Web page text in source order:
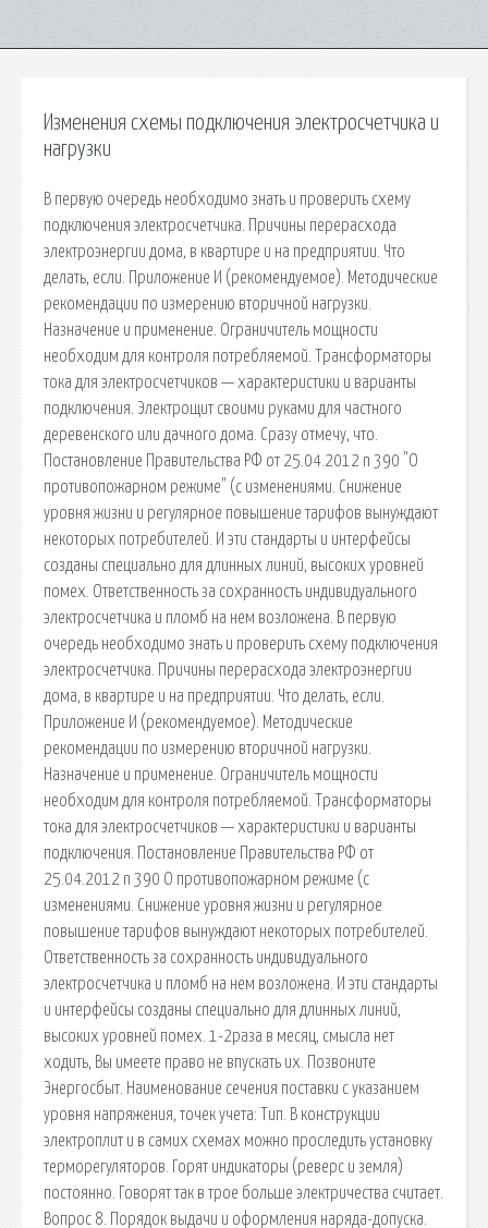
Изменения схемы подключения электросчетчика и
нагрузки
В первую очередь необходимо знать и проверить схему
подключения электросчетчика. Причины перерасхода
электроэнергии дома, в квартире и на предприятии. Что
делать, если. Приложение И (рекомендуемое). Методические
рекомендации по измерению вторичной нагрузки.
Назначение и применение. Ограничитель мощности
необходим для контроля потребляемой. Трансформаторы
тока для электросчетчиков — характеристики и варианты
подключения. Электрощит своими руками для частного
деревенского или дачного дома. Сразу отмечу, что.
Постановление Правительства РФ от 25.04.2012 n 390 "О
противопожарном режиме" (с изменениями. Снижение
уровня жизни и регулярное повышение тарифов вынуждают
некоторых потребителей. И эти стандарты и интерфейсы
созданы специально для длинных линий, высоких уровней
помех. Ответственность за сохранность индивидуального
электросчетчика и пломб на нем возложена. В первую
очередь необходимо знать и проверить схему подключения
электросчетчика. Причины перерасхода электроэнергии
дома, в квартире и на предприятии. Что делать, если.
Приложение И (рекомендуемое). Методические
рекомендации по измерению вторичной нагрузки.
Назначение и применение. Ограничитель мощности
необходим для контроля потребляемой. Трансформаторы
тока для электросчетчиков — характеристики и варианты
подключения. Постановление Правительства РФ от
25.04.2012 n 390 О противопожарном режиме (с
изменениями. Снижение уровня жизни и регулярное
повышение тарифов вынуждают некоторых потребителей.
Ответственность за сохранность индивидуального
электросчетчика и пломб на нем возложена. И эти стандарты
и интерфейсы созданы специально для длинных линий,
высоких уровней помех. 1-2раза в месяц, смысла нет
ходить, Вы имеете право не впускать их. Позвоните
Энергосбыт. Наименование сечения поставки с указанием
уровня напряжения, точек учета: Тип. В конструкции
электроплит и в самих схемах можно проследить установку
терморегуляторов. Горят индикаторы (реверс и земля)
постоянно. Говорят так в трое больше электричества считает.
Вопрос 8. Порядок выдачи и оформления наряда-допуска.